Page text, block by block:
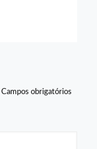
Campos obrigatórios